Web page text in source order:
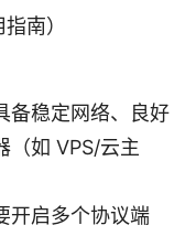
南）
备稳定网络、良好
（如 VPS/云主
开启多个协议端